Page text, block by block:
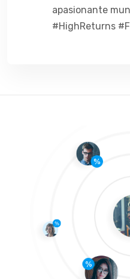
apasionante
#HighReturns